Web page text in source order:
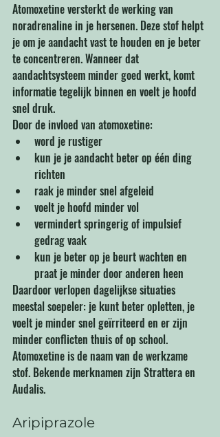
Atomoxetine versterkt de werking van
noradrenaline in je hersenen. Deze stof helpt
je om je aandacht vast te houden en je beter
te concentreren. Wanneer dat
aandachtsysteem minder goed werkt, komt
informatie tegelijk binnen en voelt je hoofd
snel druk.
Door de invloed van atomoxetine:
word je rustiger
kun je je aandacht beter op één ding
richten
raak je minder snel afgeleid
voelt je hoofd minder vol
vermindert springerig of impulsief
gedrag vaak
kun je beter op je beurt wachten en
praat je minder door anderen heen
Daardoor verlopen dagelijkse situaties
meestal soepeler: je kunt beter opletten, je
voelt je minder snel geïrriteerd en er zijn
minder conflicten thuis of op school.
Atomoxetine is de naam van de werkzame
stof. Bekende merknamen zijn Strattera en
Audalis.
Aripiprazole